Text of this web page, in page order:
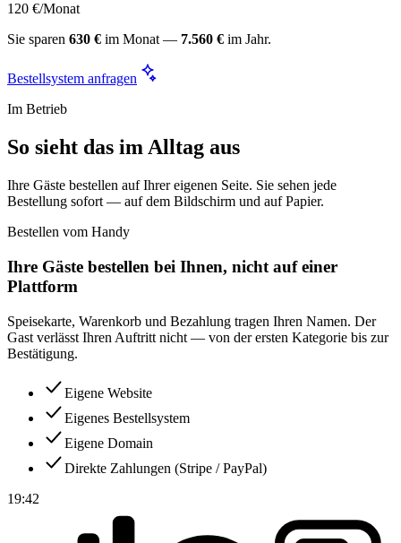
120 €/Monat
Sie sparen 630 € im Monat — 7.560 € im Jahr.
Bestellsystem anfragen
Im Betrieb
So sieht das im Alltag aus
Ihre Gäste bestellen auf Ihrer eigenen Seite. Sie sehen jede
Bestellung sofort — auf dem Bildschirm und auf Papier.
Bestellen vom Handy
Ihre Gäste bestellen bei Ihnen, nicht auf einer
Plattform
Speisekarte, Warenkorb und Bezahlung tragen Ihren Namen. Der
Gast verlässt Ihren Auftritt nicht — von der ersten Kategorie bis zur
Bestätigung.
Eigene Website
Eigenes Bestellsystem
Eigene Domain
Direkte Zahlungen (Stripe / PayPal)
19:42